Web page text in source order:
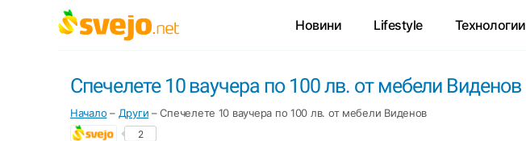
Новини Lifestyle Технологии
Спечелете 10 ваучера по 100 лв. от мебели Виденов
Начало – Други –Спечелете 10 ваучера по 100 лв. от мебели Виденов
2